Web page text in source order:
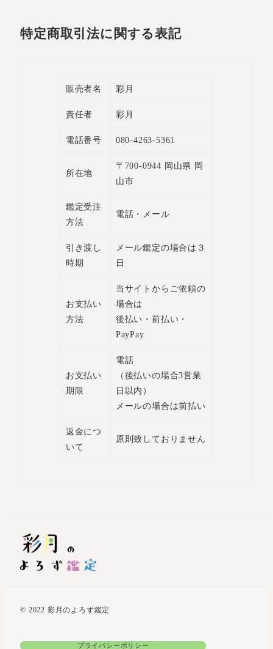
特定商取引法に関する表記
販売者名 彩月
責任者 彩月
電話番号 080-4263-5361
所在地
〒700-0944 岡山県 岡
山市
鑑定受注
方法
電話・メール
引き渡し
時期
メール鑑定の場合は３
日
お支払い
方法
当サイトからご依頼の
場合は
後払い・前払い・
PayPay
お支払い
期限
電話
（後払いの場合3営業
日以内）
メールの場合は前払い
返金につ
いて
原則致しておりません
© 2022 彩月のよろず鑑定
プライバシーポリシー